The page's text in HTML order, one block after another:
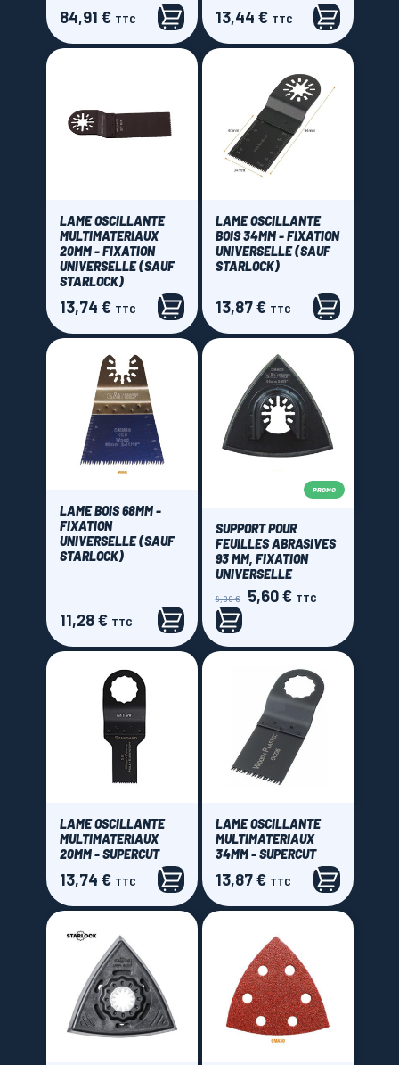
Prix
84,91 € TTC Prix
13,44 € TTC
LAME OSCILLANTE
MULTIMATERIAUX
20MM - FIXATION
UNIVERSELLE (SAUF
STARLOCK)
Prix
13,74 € TTC
LAME OSCILLANTE
BOIS 34MM - FIXATION
UNIVERSELLE (SAUF
STARLOCK)
Prix
13,87 € TTC
LAME BOIS 68MM -
FIXATION
UNIVERSELLE (SAUF
STARLOCK)
Prix
11,28 € TTC
PROMO
SUPPORT POUR
FEUILLES ABRASIVES
93 MM, FIXATION
UNIVERSELLE
Prix
de
base
8,00 € Prix
5,60 € TTC
LAME OSCILLANTE
MULTIMATERIAUX
20MM - SUPERCUT
Prix
13,74 € TTC
LAME OSCILLANTE
MULTIMATERIAUX
34MM - SUPERCUT
Prix
13,87 € TTC